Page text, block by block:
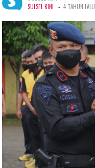
SULSEL KINI - 4 TAHUN LALU